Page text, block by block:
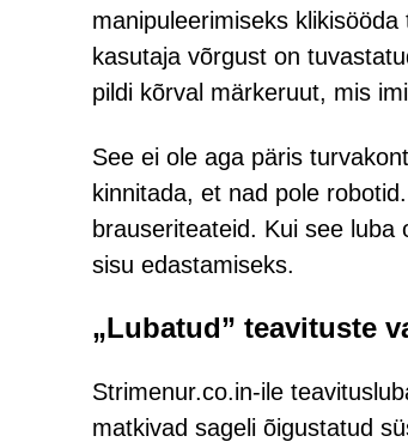
manipuleerimiseks
kasutaja võrgust on
pildi kõrval märkeruut, mis
See ei ole aga päris
kinnitada, et nad pole
brauseriteateid. Kui see
sisu edastamiseks.
„Lubatud” teavituste
Strimenur.co.in-ile
matkivad sageli õigustatud